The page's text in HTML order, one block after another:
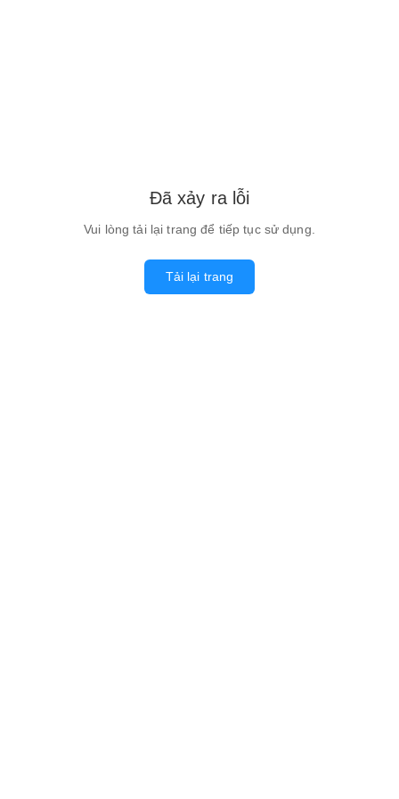
Đã xảy ra lỗi
Vui lòng tải lại trang để tiếp tục sử dụng.
Tải lại trang